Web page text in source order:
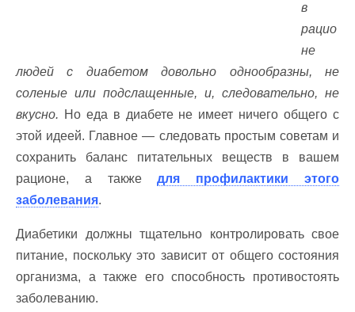
в
рацио
не
людей с диабетом довольно однообразны, не
соленые или подслащенные, и, следовательно, не
вкусно. Но еда в диабете не имеет ничего общего с
этой идеей. Главное — следовать простым советам и
сохранить баланс питательных веществ в вашем
рационе, а такжедля профилактики этого
заболевания.
Диабетики должны тщательно контролировать свое
питание, поскольку это зависит от общего состояния
организма, а также его способность противостоять
заболеванию.